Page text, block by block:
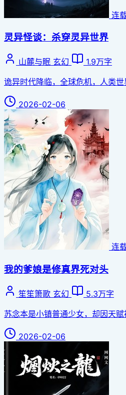
连
灵异怪谈：杀穿灵异世界
山麓与眠 玄幻
1.9万字
诡异时代降临，全球危机，人类
2026-02-06
连
我的爹娘是修真界死对头
笙笙箫歌 玄幻
5.3万字
苏念本是小镇普通少女，却因天
2026-02-06